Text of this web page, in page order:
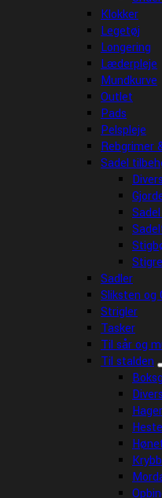
Klokker
Legetøj
Longering
Læderpleje
Mundkurve
Outlet
Pads
Pelspleje
Rebgrimer
Sadel
Sadler
Sliksten og
Strigler
Tasker
Til sår og
Til stalden
Hager